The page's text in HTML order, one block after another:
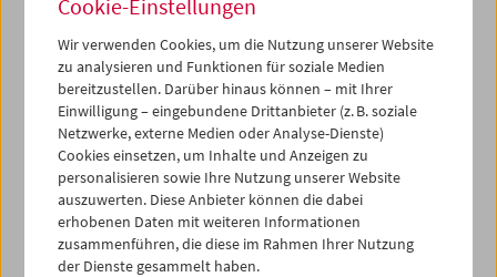
Viennale-Direktor das Kulturleben der Stadt in vielfältiger
Weise geprägt. Differenzen waren in seiner Arbeit
vorgesehen: Er hat sie, was den Film wie auch die
Zusammenarbeit betrifft, zu markieren gewusst. Wir
verbeugen uns vor seinem bedeutenden Beitrag zur
Entwicklung der österreichischen Filmkultur seit Ende der
70er Jahre.
Unser tiefes Beileid geht an seine Geschwister und an
seine Lebensgefährtin Astrid Johanna Ofner.
Cookie-Einstellungen
Wir verwenden Cookies, um die Nutzung unserer Website
zu analysieren und Funktionen für soziale Medien
bereitzustellen. Darüber hinaus können – mit Ihrer
Einwilligung – eingebundene Drittanbieter (z. B. soziale
Netzwerke, externe Medien oder Analyse-Dienste)
Cookies einsetzen, um Inhalte und Anzeigen zu
personalisieren sowie Ihre Nutzung unserer Website
auszuwerten. Diese Anbieter können die dabei
erhobenen Daten mit weiteren Informationen
zusammenführen, die diese im Rahmen Ihrer Nutzung
der Dienste gesammelt haben.